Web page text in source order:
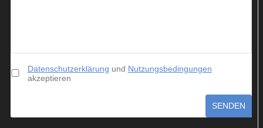
Datenschutzerklärung und Nutzungsbedingungen
akzeptieren
SENDEN